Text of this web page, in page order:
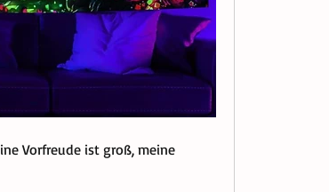
Vorfreude ist groß, meine